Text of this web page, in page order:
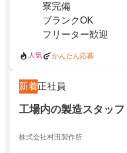
寮完備
ブランクOK
フリーター歓迎
人気 かんたん応募
新着正社員
工場内の製造スタッフ
株式会社村田製作所